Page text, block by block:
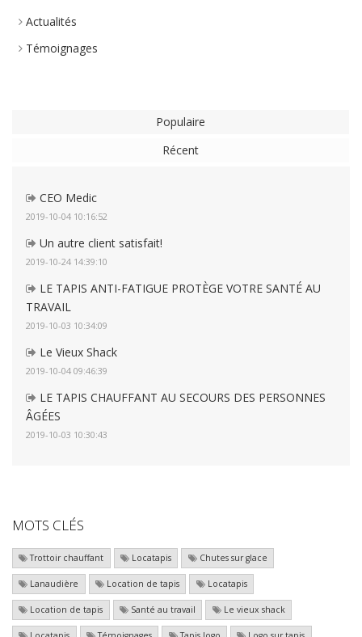
Actualités
Témoignages
Populaire
Récent
CEO Medic
2019-10-04 10:16:52
Un autre client satisfait!
2019-10-24 14:39:10
LE TAPIS ANTI-FATIGUE PROTÈGE VOTRE SANTÉ AU
TRAVAIL
2019-10-03 10:34:09
Le Vieux Shack
2019-10-04 09:46:39
LE TAPIS CHAUFFANT AU SECOURS DES PERSONNES
ÂGÉES
2019-10-03 10:30:43
MOTS CLÉS
Trottoir chauffant Locatapis Chutes sur glace
Lanaudière Location de tapis Locatapis
Location de tapis Santé au travail Le vieux shack